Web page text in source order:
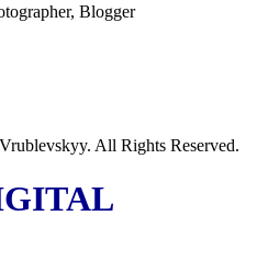
Blogger
All Rights Reserved.